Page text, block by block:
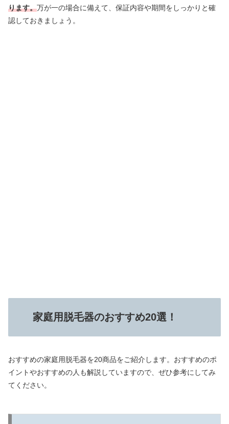
ります。万が一の場合に備えて、保証内容や期間をしっかりと確
認しておきましょう。
家庭用脱毛器のおすすめ20選！
おすすめの家庭用脱毛器を20商品をご紹介します。おすすめのポ
イントやおすすめの人も解説していますので、ぜひ参考にしてみ
てください。